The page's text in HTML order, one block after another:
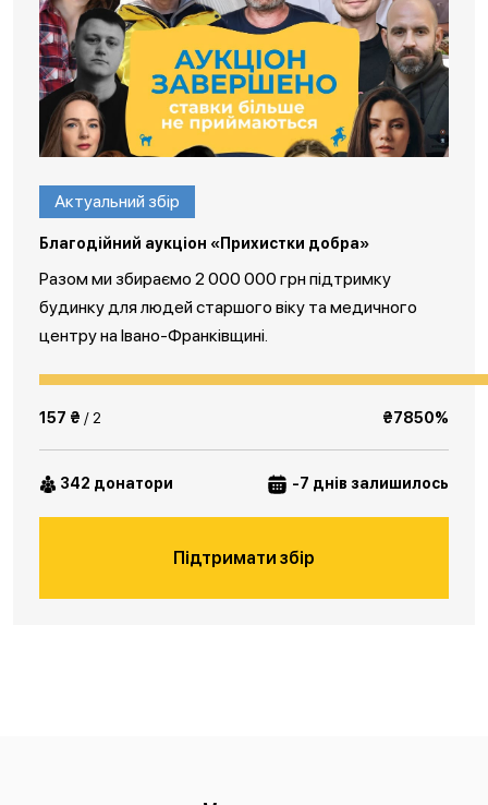
Актуальний збір
Благодійний аукціон «Прихистки добра»
Разом ми збираємо 2 000 000 грн підтримку
будинку для людей старшого віку та медичного
центру на Івано-Франківщині.
157 ₴ / 2 ₴7850%
342 донатори -7 днів залишилось
Підтримати збір